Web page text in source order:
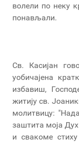
волели по неку
понављали.
Св. Касијан
уобичајена
избавиш,
житију св.
молитвицу:
заштита моја
и свакоме